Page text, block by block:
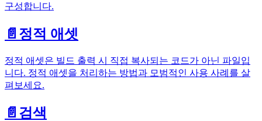
구성합니다.
📄️ 정적 애셋
정적 애셋은 빌드 출력 시 직접 복사되는 코드가 아닌 파일입
니다. 정적 애셋을 처리하는 방법과 모범적인 사용 사례를 살
펴보세요.
📄️ 검색